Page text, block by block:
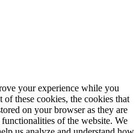
your experience while you
these cookies, the cookies that
on your browser as they are
of the website. We